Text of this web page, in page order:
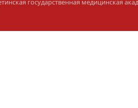
государственная медицинская